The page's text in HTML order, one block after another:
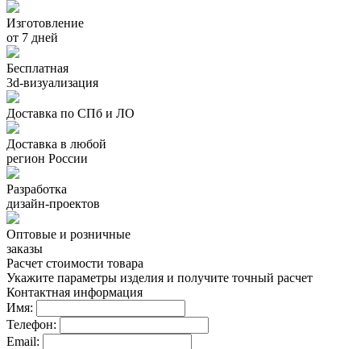
Изготовление
от 7 дней
Бесплатная
3d-визуализация
Доставка по СПб и ЛО
Доставка в любой
регион России
Разработка
дизайн-проектов
Оптовые и розничные
заказы
Расчет стоимости товара
Укажите параметры изделия и получите точный расчет
Контактная информация
Имя:
Телефон:
Email: